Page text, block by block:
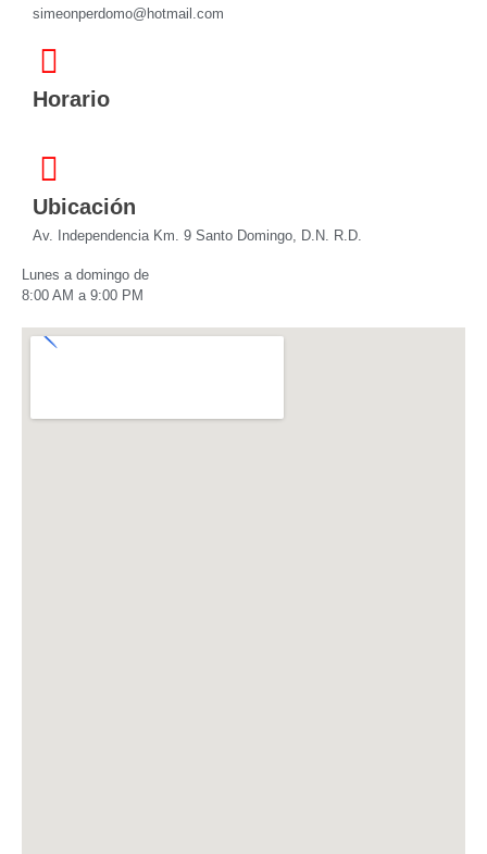
simeonperdomo@hotmail.com
Horario
Ubicación
Av. Independencia Km. 9 Santo Domingo, D.N. R.D.
Lunes a domingo de
8:00 AM a 9:00 PM